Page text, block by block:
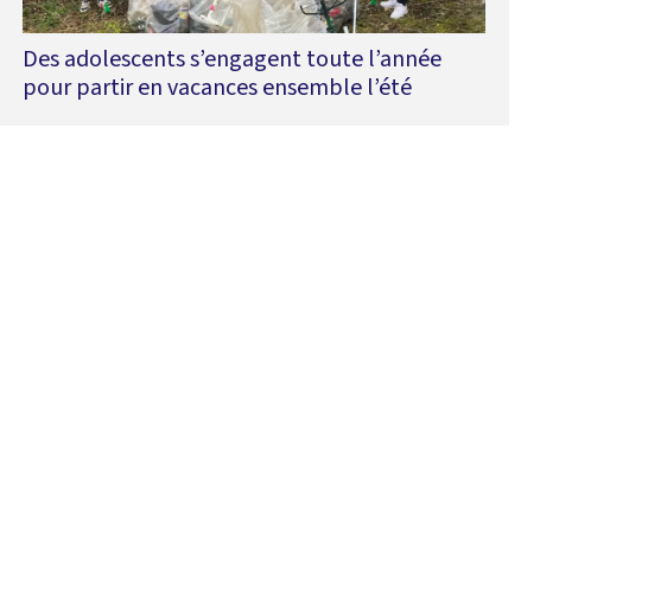
Des adolescents s’engagent toute l’année
pour partir en vacances ensemble l’été